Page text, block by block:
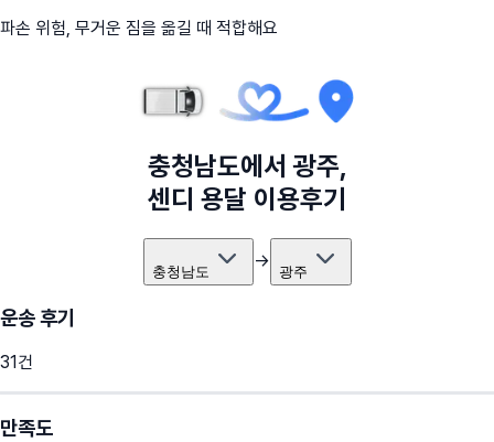
파손 위험, 무거운 짐을 옮길 때 적합해요
충청남도에서광주,
센디 용달 이용후기
충청남도 → 광주
운송 후기
31건
만족도